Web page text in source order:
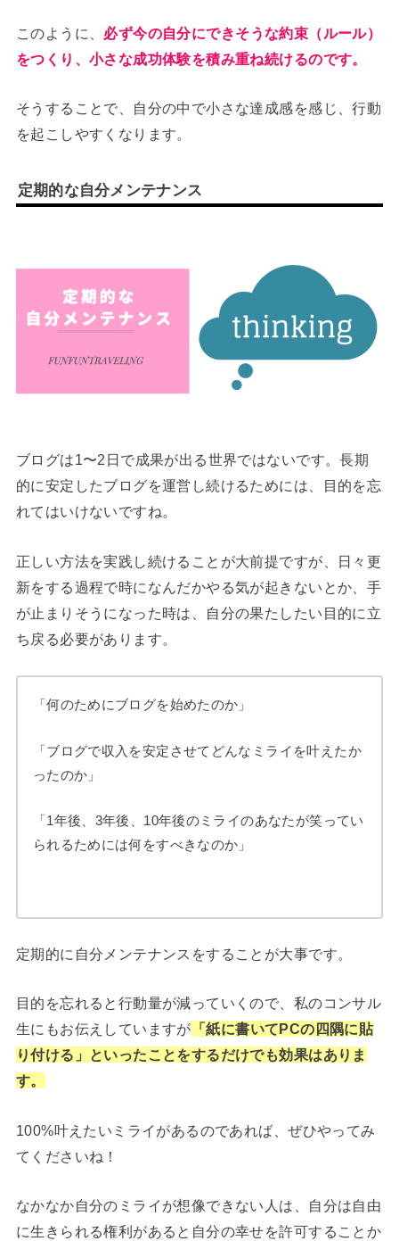
このように、 必ず今の自分にできそうな約束（ルール）
をつくり、小さな成功体験を積み重ね続けるのです。
そうすることで、自分の中で小さな達成感を感じ、行動
を起こしやすくなります。
定期的な自分メンテナンス
ブログは1〜2日で成果が出る世界ではないです。長期
的に安定したブログを運営し続けるためには、目的を忘
れてはいけないですね。
正しい方法を実践し続けることが大前提ですが、日々更
新をする過程で時になんだかやる気が起きないとか、手
が止まりそうになった時は、自分の果たしたい目的に立
ち戻る必要があります。
「何のためにブログを始めたのか」
「ブログで収入を安定させてどんなミライを叶えたか
ったのか」
「1年後、3年後、10年後のミライのあなたが笑ってい
られるためには何をすべきなのか」
定期的に自分メンテナンスをすることが大事です。
目的を忘れると行動量が減っていくので、私のコンサル
生にもお伝えしていますが 「紙に書いてPCの四隅に貼
り付ける」といったことをするだけでも効果はありま
す。
100%叶えたいミライがあるのであれば、ぜひやってみ
てくださいね！
なかなか自分のミライが想像できない人は、自分は自由
に生きられる権利があると自分の幸せを許可することか